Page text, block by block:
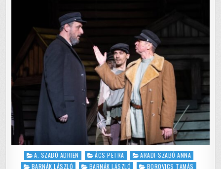
k
Posted
in
A. SZABÓ ADRIEN ÁCS PETRA
ARADI-SZABÓ ANNA
BARNÁK LÁSZLÓ
BARNÁK LÁSZLÓ
BOROVICS TAMÁS